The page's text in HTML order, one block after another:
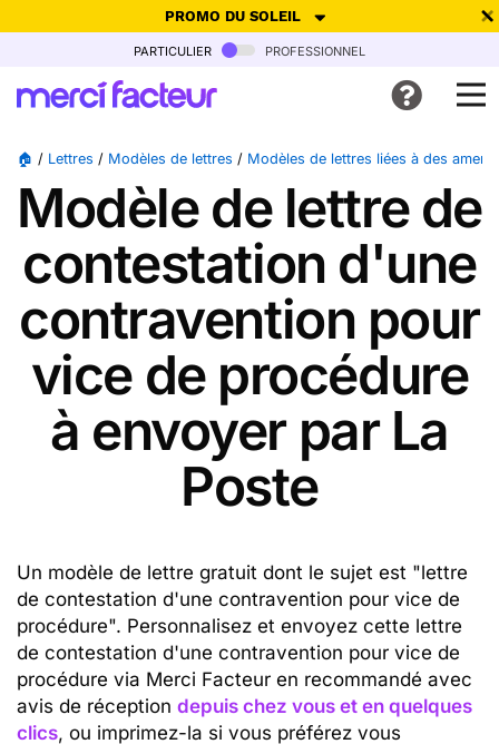
PROMO DU SOLEIL
-30% de réduction avec le code SUMMER26pour envoyer des
Ne plus afficher
particulier professionnel
🏠 / Lettres / Modèles de lettres / Modèles de lettres liées à des
Modèle de lettre de
contestation d'une
contravention pour
vice de procédure
à envoyer par La
Poste
Un modèle de lettre gratuit dont le sujet est "lettre
de contestation d'une contravention pour vice de
procédure". Personnalisez et envoyez cette lettre
de contestation d'une contravention pour vice de
procédure via Merci Facteur en recommandé avec
avis de réception depuis chez vous et en quelques
clics, ou imprimez-la si vous préférez vous